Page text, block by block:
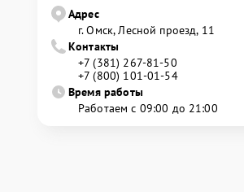
Адрес
г. Омск, ​Лесной проезд, 11
Контакты
+7 (381) 267-81-50
+7 (800) 101-01-54
Время работы
Работаем с 09:00 до 21:00